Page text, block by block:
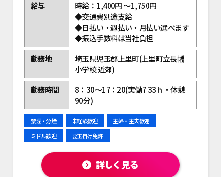
給与
時給：1,400円 ～1,750円
◆交通費別途支給
◆日払い・週払い・月払い選べます
◆振込手数料は当社負担
勤務地
埼玉県児玉郡上里町(上里町立長幡
小学校 近郊)
勤務時間
8：30～17：20(実働7.33ｈ・休憩
90分)
禁煙・分煙 未経験歓迎
主婦・主夫歓迎
ミドル歓迎
要玉掛け免許
詳しく見る